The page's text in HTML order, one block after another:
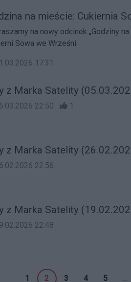
na mieście: Cukiernia
na nowy odcinek „Godziny na Mieście”! Nasze
Sowa we Wrześni.
17:31
z Marka Satelity
22:50 1
z Marka Satelity
22:56
z Marka Satelity
22:48
1 2 3 4 5